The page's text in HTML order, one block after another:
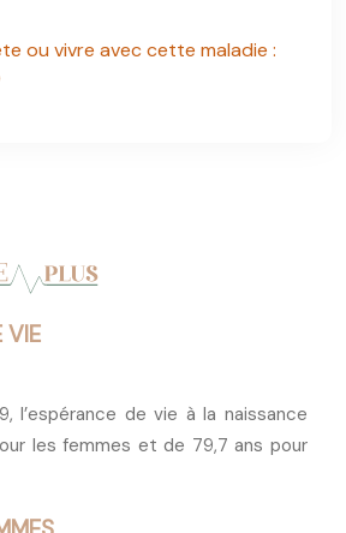
ou vivre avec cette maladie :
VIE
l’espérance de vie à la naissance
les femmes et de 79,7 ans pour